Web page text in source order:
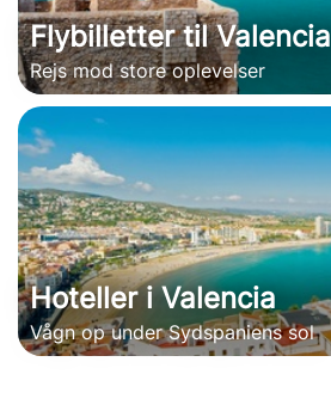
Flybilletter til Valencia
Rejs mod store oplevelser
Hoteller i Valencia
Vågn op under Sydspaniens sol